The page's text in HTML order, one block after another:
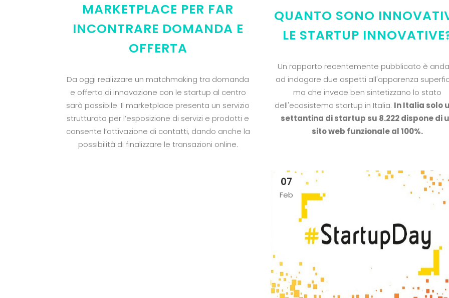
MARKETPLACE PER FAR
INCONTRARE DOMANDA E
OFFERTA
Da oggi realizzare un matchmaking tra domanda
e offerta di innovazione con le startup al centro
sarà possibile. Il marketplace presenta un servizio
strutturato per l’esposizione di servizi e prodotti e
consente l’attivazione di contatti, dando anche la
possibilità di finalizzare le transazioni online.
QUANTO SONO
LE STARTUP
Un rapporto recentemente pubblicato è
ad indagare due aspetti all'apparenza
ma che invece ben sintetizzano lo stato
dell'ecosistema startup in Italia. In Italia solo
settantina di startup su 8.222 dispone di
sito web funzionale al 100%.
07
Feb